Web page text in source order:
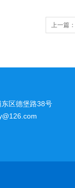
上一篇：
区德堡路38号